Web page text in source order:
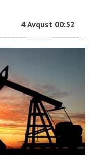
4 Avqust 00:52